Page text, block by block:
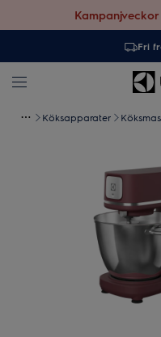
Fri
Köksapparater